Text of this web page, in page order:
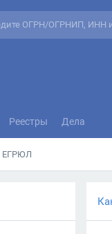
Реестры Дела
ЕГРЮЛ